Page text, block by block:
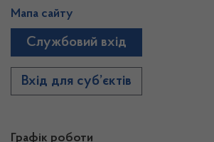
Графік роботи
Мапа сайту
Службовий вхід
Вхід для суб’єктів